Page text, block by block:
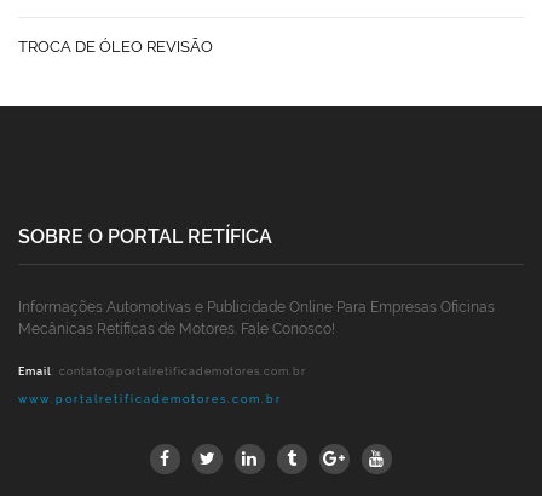
TROCA DE ÓLEO REVISÃO
SOBRE O PORTAL RETÍFICA
Informações Automotivas e Publicidade Online Para Empresas Oficinas
Mecânicas Retíficas de Motores. Fale Conosco!
Email: contato@portalretificademotores.com.br
www.portalretificademotores.com.br